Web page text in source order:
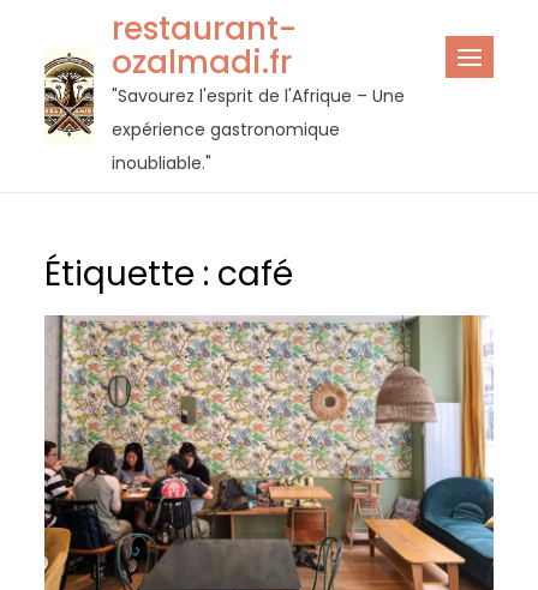
contenu
restaurant-
ozalmadi.fr
"Savourez l'esprit de l'Afrique – Une
expérience gastronomique
inoubliable."
Étiquette : café